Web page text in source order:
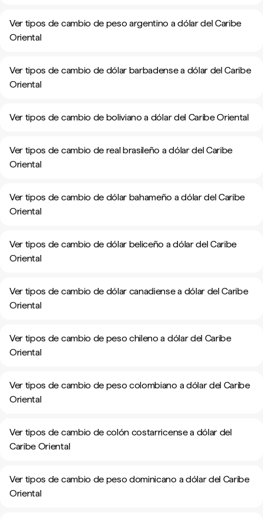
Ver tipos de cambio de peso argentino a dólar del Caribe
Oriental
Ver tipos de cambio de dólar barbadense a dólar del Caribe
Oriental
Ver tipos de cambio de boliviano a dólar del Caribe Oriental
Ver tipos de cambio de real brasileño a dólar del Caribe
Oriental
Ver tipos de cambio de dólar bahameño a dólar del Caribe
Oriental
Ver tipos de cambio de dólar beliceño a dólar del Caribe
Oriental
Ver tipos de cambio de dólar canadiense a dólar del Caribe
Oriental
Ver tipos de cambio de peso chileno a dólar del Caribe
Oriental
Ver tipos de cambio de peso colombiano a dólar del Caribe
Oriental
Ver tipos de cambio de colón costarricense a dólar del
Caribe Oriental
Ver tipos de cambio de peso dominicano a dólar del Caribe
Oriental